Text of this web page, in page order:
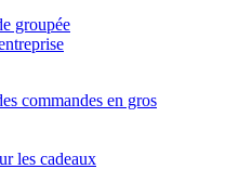
groupée
commandes en gros
les cadeaux